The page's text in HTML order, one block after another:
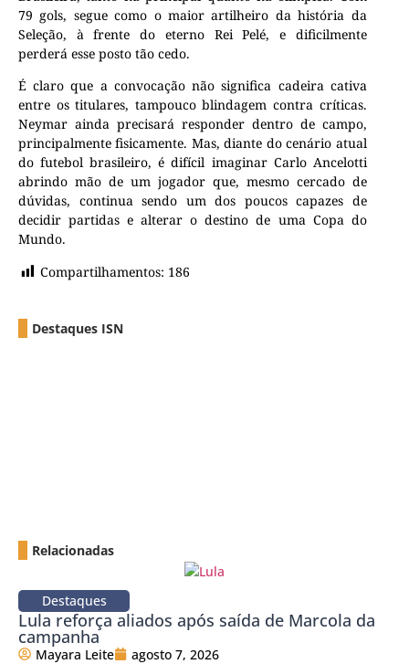
79 gols, segue como o maior artilheiro da história da
Seleção, à frente do eterno Rei Pelé, e dificilmente
perderá esse posto tão cedo.
É claro que a convocação não significa cadeira cativa
entre os titulares, tampouco blindagem contra críticas.
Neymar ainda precisará responder dentro de campo,
principalmente fisicamente. Mas, diante do cenário atual
do futebol brasileiro, é difícil imaginar Carlo Ancelotti
abrindo mão de um jogador que, mesmo cercado de
dúvidas, continua sendo um dos poucos capazes de
decidir partidas e alterar o destino de uma Copa do
Mundo.
Compartilhamentos: 186
Destaques ISN
Relacionadas
Destaques
Lula reforça aliados após saída de Marcola da
campanha
Mayara Leite agosto 7, 2026